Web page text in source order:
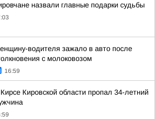
назвали главные подарки судьбы
водителя зажало в авто после
с молоковозом
16:59
Кировской области пропал 34-летний